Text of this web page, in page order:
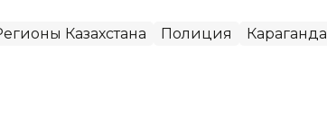
Казахстана Полиция
Караганда